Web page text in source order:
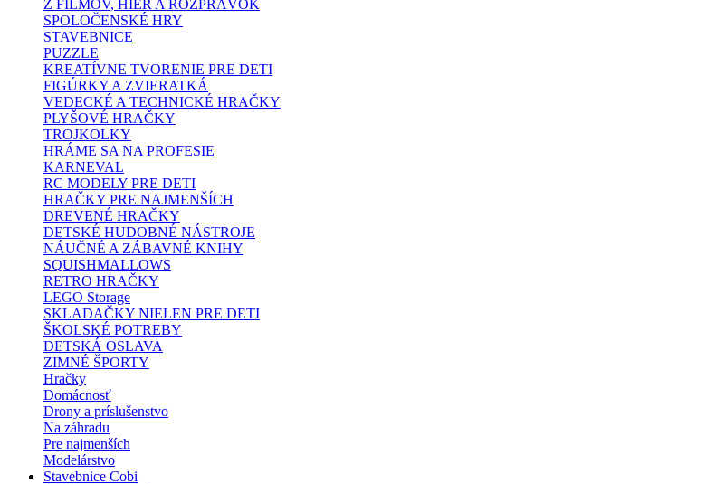
Z FILMOV, HIER A ROZPRÁVOK
SPOLOČENSKÉ HRY
STAVEBNICE
PUZZLE
KREATÍVNE TVORENIE PRE DETI
FIGÚRKY A ZVIERATKÁ
VEDECKÉ A TECHNICKÉ HRAČKY
PLYŠOVÉ HRAČKY
TROJKOLKY
HRÁME SA NA PROFESIE
KARNEVAL
RC MODELY PRE DETI
HRAČKY PRE NAJMENŠÍCH
DREVENÉ HRAČKY
DETSKÉ HUDOBNÉ NÁSTROJE
NÁUČNÉ A ZÁBAVNÉ KNIHY
SQUISHMALLOWS
RETRO HRAČKY
LEGO Storage
SKLADAČKY NIELEN PRE DETI
ŠKOLSKÉ POTREBY
DETSKÁ OSLAVA
ZIMNÉ ŠPORTY
Hračky
Domácnosť
Drony a príslušenstvo
Na záhradu
Pre najmenších
Modelárstvo
Stavebnice Cobi